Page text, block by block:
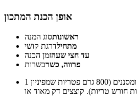
אופן הכנת המתכון
ראשונותסוג המנה
מתחילדרגת קושי
עד חצי שעהזמן הכנה
פרווה, כשרכשרות
1
גרם פטריות חורש טריות). קוצצים דק מאוד או